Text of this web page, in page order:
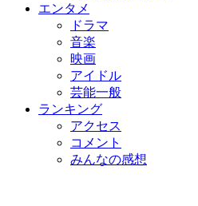
エンタメ
ドラマ
音楽
映画
アイドル
芸能一般
ランキング
アクセス
コメント
みんなの感想